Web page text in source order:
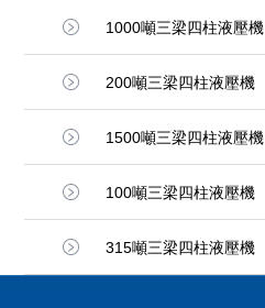
1000噸三梁四柱液壓機
200噸三梁四柱液壓機
1500噸三梁四柱液壓機
100噸三梁四柱液壓機
315噸三梁四柱液壓機